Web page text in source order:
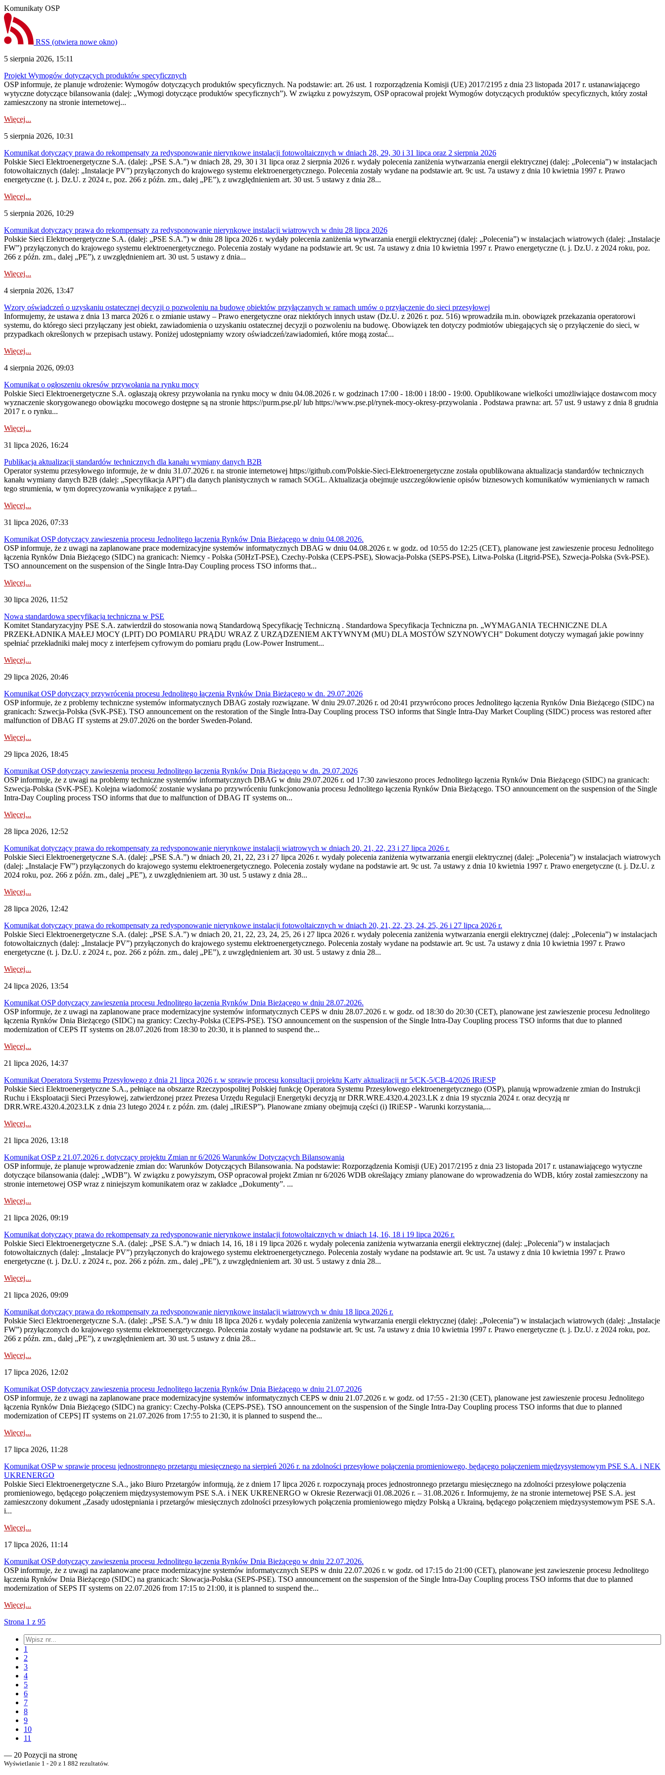
Komunikaty OSP
RSS (otwiera nowe okno)
5 sierpnia 2026, 15:11
Projekt Wymogów dotyczących produktów specyficznych
OSP informuje, że planuje wdrożenie: Wymogów dotyczących produktów specyficznych. Na podstawie: art. 26 ust. 1 rozporządzenia Komisji (UE) 2017/2195 z dnia 23‍ listopada 2017 r. ustanawiającego
wytyczne dotyczące bilansowania (dalej: „Wymogi dotyczące produktów specyficznych”). W związku z powyższym, OSP opracował projekt Wymogów dotyczących produktów specyficznych, który został
zamieszczony na stronie internetowej...
Więcej...
5 sierpnia 2026, 10:31
Komunikat dotyczący prawa do rekompensaty za redysponowanie nierynkowe instalacji fotowoltaicznych w dniach 28, 29, 30 i 31 lipca oraz 2 sierpnia 2026
Polskie Sieci Elektroenergetyczne S.A. (dalej: „PSE S.A.”) w dniach 28, 29, 30 i 31 lipca oraz 2 sierpnia 2026 r. wydały polecenia zaniżenia wytwarzania energii elektrycznej (dalej: „Polecenia”) w instalacjach
fotowoltaicznych (dalej: „Instalacje PV”) przyłączonych do krajowego systemu elektroenergetycznego. Polecenia zostały wydane na podstawie art. 9c ust. 7a ustawy z dnia 10 kwietnia 1997 r. Prawo
energetyczne (t. j. Dz.U. z 2024 r., poz. 266 z późn. zm., dalej „PE”), z uwzględnieniem art. 30 ust. 5 ustawy z dnia 28...
Więcej...
5 sierpnia 2026, 10:29
Komunikat dotyczący prawa do rekompensaty za redysponowanie nierynkowe instalacji wiatrowych w dniu 28 lipca 2026
Polskie Sieci Elektroenergetyczne S.A. (dalej: „PSE S.A.”) w dniu 28 lipca 2026 r. wydały polecenia zaniżenia wytwarzania energii elektrycznej (dalej: „Polecenia”) w instalacjach wiatrowych (dalej: „Instalacje
FW”) przyłączonych do krajowego systemu elektroenergetycznego. Polecenia zostały wydane na podstawie art. 9c ust. 7a ustawy z dnia 10 kwietnia 1997 r. Prawo energetyczne (t. j. Dz.U. z 2024 roku, poz.
266 z późn. zm., dalej „PE”), z uwzględnieniem art. 30 ust. 5 ustawy z dnia...
Więcej...
4 sierpnia 2026, 13:47
Wzory oświadczeń o uzyskaniu ostatecznej decyzji o pozwoleniu na budowę obiektów przyłączanych w ramach umów o przyłączenie do sieci przesyłowej
Informujemy, że ustawa z dnia 13 marca 2026 r. o zmianie ustawy – Prawo energetyczne oraz niektórych innych ustaw (Dz.U. z 2026 r. poz. 516) wprowadziła m.in. obowiązek przekazania operatorowi
systemu, do którego sieci przyłączany jest obiekt, zawiadomienia o uzyskaniu ostatecznej decyzji o pozwoleniu na budowę. Obowiązek ten dotyczy podmiotów ubiegających się o przyłączenie do sieci, w
przypadkach określonych w przepisach ustawy. Poniżej udostępniamy wzory oświadczeń/zawiadomień, które mogą zostać...
Więcej...
4 sierpnia 2026, 09:03
Komunikat o ogłoszeniu okresów przywołania na rynku mocy
Polskie Sieci Elektroenergetyczne S.A. ogłaszają okresy przywołania na rynku mocy w dniu 04.08.2026 r. w godzinach 17:00 - 18:00 i 18:00 - 19:00. Opublikowane wielkości umożliwiające dostawcom mocy
wyznaczenie skorygowanego obowiązku mocowego dostępne są na stronie https://purm.pse.pl/ lub https://www.pse.pl/rynek-mocy-okresy-przywolania . Podstawa prawna: art. 57 ust. 9 ustawy z dnia 8 grudnia
2017 r. o rynku...
Więcej...
31 lipca 2026, 16:24
Publikacja aktualizacji standardów technicznych dla kanału wymiany danych B2B
Operator systemu przesyłowego informuje, że w dniu 31.07.2026 r. na stronie internetowej https://github.com/Polskie-Sieci-Elektroenergetyczne została opublikowana aktualizacja standardów technicznych
kanału wymiany danych B2B (dalej: „Specyfikacja API”) dla danych planistycznych w ramach SOGL. Aktualizacja obejmuje uszczegółowienie opisów biznesowych komunikatów wymienianych w ramach
tego strumienia, w tym doprecyzowania wynikające z pytań...
Więcej...
31 lipca 2026, 07:33
Komunikat OSP dotyczący zawieszenia procesu Jednolitego łączenia Rynków Dnia Bieżącego w dniu 04.08.2026.
OSP informuje, że z uwagi na zaplanowane prace modernizacyjne systemów informatycznych DBAG w dniu 04.08.2026 r. w godz. od 10:55 do 12:25 (CET), planowane jest zawieszenie procesu Jednolitego
łączenia Rynków Dnia Bieżącego (SIDC) na granicach: Niemcy - Polska (50HzT-PSE), Czechy-Polska (CEPS-PSE), Słowacja-Polska (SEPS-PSE), Litwa-Polska (Litgrid-PSE), Szwecja-Polska (Svk-PSE).
TSO announcement on the suspension of the Single Intra-Day Coupling process TSO informs that...
Więcej...
30 lipca 2026, 11:52
Nowa standardowa specyfikacja techniczna w PSE
Komitet Standaryzacyjny PSE S.A. zatwierdził do stosowania nową Standardową Specyfikację Techniczną . Standardowa Specyfikacja Techniczna pn. „WYMAGANIA TECHNICZNE DLA
PRZEKŁADNIKA MAŁEJ MOCY (LPIT) DO POMIARU PRĄDU WRAZ Z URZĄDZENIEM AKTYWNYM (MU) DLA MOSTÓW SZYNOWYCH” Dokument dotyczy wymagań jakie powinny
spełniać przekładniki małej mocy z interfejsem cyfrowym do pomiaru prądu (Low-Power Instrument...
Więcej...
29 lipca 2026, 20:46
Komunikat OSP dotyczący przywrócenia procesu Jednolitego łączenia Rynków Dnia Bieżącego w dn. 29.07.2026
OSP informuje, że z problemy techniczne systemów informatycznych DBAG zostały rozwiązane. W dniu 29.07.2026 r. od 20:41 przywrócono proces Jednolitego łączenia Rynków Dnia Bieżącego (SIDC) na
granicach: Szwecja-Polska (SvK-PSE). TSO announcement on the restoration of the Single Intra-Day Coupling process TSO informs that Single Intra-Day Market Coupling (SIDC) process was restored after
malfunction of DBAG IT systems at 29.07.2026 on the border Sweden-Poland.
Więcej...
29 lipca 2026, 18:45
Komunikat OSP dotyczący zawieszenia procesu Jednolitego łączenia Rynków Dnia Bieżącego w dn. 29.07.2026
OSP informuje, że z uwagi na problemy techniczne systemów informatycznych DBAG w dniu 29.07.2026 r. od 17:30 zawieszono proces Jednolitego łączenia Rynków Dnia Bieżącego (SIDC) na granicach:
Szwecja-Polska (SvK-PSE). Kolejna wiadomość zostanie wysłana po przywróceniu funkcjonowania procesu Jednolitego łączenia Rynków Dnia Bieżącego. TSO announcement on the suspension of the Single
Intra-Day Coupling process TSO informs that due to malfunction of DBAG IT systems on...
Więcej...
28 lipca 2026, 12:52
Komunikat dotyczący prawa do rekompensaty za redysponowanie nierynkowe instalacji wiatrowych w dniach 20, 21, 22, 23 i 27 lipca 2026 r.
Polskie Sieci Elektroenergetyczne S.A. (dalej: „PSE S.A.”) w dniach 20, 21, 22, 23 i 27 lipca 2026 r. wydały polecenia zaniżenia wytwarzania energii elektrycznej (dalej: „Polecenia”) w instalacjach wiatrowych
(dalej: „Instalacje FW”) przyłączonych do krajowego systemu elektroenergetycznego. Polecenia zostały wydane na podstawie art. 9c ust. 7a ustawy z dnia 10 kwietnia 1997 r. Prawo energetyczne (t. j. Dz.U. z
2024 roku, poz. 266 z późn. zm., dalej „PE”), z uwzględnieniem art. 30 ust. 5 ustawy z dnia 28...
Więcej...
28 lipca 2026, 12:42
Komunikat dotyczący prawa do rekompensaty za redysponowanie nierynkowe instalacji fotowoltaicznych w dniach 20, 21, 22, 23, 24, 25, 26 i 27 lipca 2026 r.
Polskie Sieci Elektroenergetyczne S.A. (dalej: „PSE S.A.”) w dniach 20, 21, 22, 23, 24, 25, 26 i 27 lipca 2026 r. wydały polecenia zaniżenia wytwarzania energii elektrycznej (dalej: „Polecenia”) w instalacjach
fotowoltaicznych (dalej: „Instalacje PV”) przyłączonych do krajowego systemu elektroenergetycznego. Polecenia zostały wydane na podstawie art. 9c ust. 7a ustawy z dnia 10 kwietnia 1997 r. Prawo
energetyczne (t. j. Dz.U. z 2024 r., poz. 266 z późn. zm., dalej „PE”), z uwzględnieniem art. 30 ust. 5 ustawy z dnia 28...
Więcej...
24 lipca 2026, 13:54
Komunikat OSP dotyczący zawieszenia procesu Jednolitego łączenia Rynków Dnia Bieżącego w dniu 28.07.2026.
OSP informuje, że z uwagi na zaplanowane prace modernizacyjne systemów informatycznych CEPS w dniu 28.07.2026 r. w godz. od 18:30 do 20:30 (CET), planowane jest zawieszenie procesu Jednolitego
łączenia Rynków Dnia Bieżącego (SIDC) na granicy: Czechy-Polska (CEPS-PSE). TSO announcement on the suspension of the Single Intra-Day Coupling process TSO informs that due to planned
modernization of CEPS IT systems on 28.07.2026 from 18:30 to 20:30, it is planned to suspend the...
Więcej...
21 lipca 2026, 14:37
Komunikat Operatora Systemu Przesyłowego z dnia 21 lipca 2026 r. w sprawie procesu konsultacji projektu Karty aktualizacji nr 5/CK-5/CB-4/2026 IRiESP
Polskie Sieci Elektroenergetyczne S.A., pełniące na obszarze Rzeczypospolitej Polskiej funkcję Operatora Systemu Przesyłowego elektroenergetycznego (OSP), planują wprowadzenie zmian do Instrukcji
Ruchu i Eksploatacji Sieci Przesyłowej, zatwierdzonej przez Prezesa Urzędu Regulacji Energetyki decyzją nr DRR.WRE.4320.4.2023.LK z dnia 19 stycznia 2024 r. oraz decyzją nr
DRR.WRE.4320.4.2023.LK z dnia 23 lutego 2024 r. z późn. zm. (dalej „IRiESP”). Planowane zmiany obejmują części (i) IRiESP - Warunki korzystania,...
Więcej...
21 lipca 2026, 13:18
Komunikat OSP z 21.07.2026 r. dotyczący projektu Zmian nr 6/2026 Warunków Dotyczących Bilansowania
OSP informuje, że planuje wprowadzenie zmian do: Warunków Dotyczących Bilansowania. Na podstawie: Rozporządzenia Komisji (UE) 2017/2195 z dnia 23‍ listopada 2017 r. ustanawiającego wytyczne
dotyczące bilansowania (dalej: „WDB”). W związku z powyższym, OSP opracował projekt Zmian nr 6/2026 WDB określający zmiany planowane do wprowadzenia do WDB, który został zamieszczony na
stronie internetowej OSP wraz z niniejszym komunikatem oraz w zakładce „Dokumenty”. ...
Więcej...
21 lipca 2026, 09:19
Komunikat dotyczący prawa do rekompensaty za redysponowanie nierynkowe instalacji fotowoltaicznych w dniach 14, 16, 18 i 19 lipca 2026 r.
Polskie Sieci Elektroenergetyczne S.A. (dalej: „PSE S.A.”) w dniach 14, 16, 18 i 19 lipca 2026 r. wydały polecenia zaniżenia wytwarzania energii elektrycznej (dalej: „Polecenia”) w instalacjach
fotowoltaicznych (dalej: „Instalacje PV”) przyłączonych do krajowego systemu elektroenergetycznego. Polecenia zostały wydane na podstawie art. 9c ust. 7a ustawy z dnia 10 kwietnia 1997 r. Prawo
energetyczne (t. j. Dz.U. z 2024 r., poz. 266 z późn. zm., dalej „PE”), z uwzględnieniem art. 30 ust. 5 ustawy z dnia 28...
Więcej...
21 lipca 2026, 09:09
Komunikat dotyczący prawa do rekompensaty za redysponowanie nierynkowe instalacji wiatrowych w dniu 18 lipca 2026 r.
Polskie Sieci Elektroenergetyczne S.A. (dalej: „PSE S.A.”) w dniu 18 lipca 2026 r. wydały polecenia zaniżenia wytwarzania energii elektrycznej (dalej: „Polecenia”) w instalacjach wiatrowych (dalej: „Instalacje
FW”) przyłączonych do krajowego systemu elektroenergetycznego. Polecenia zostały wydane na podstawie art. 9c ust. 7a ustawy z dnia 10 kwietnia 1997 r. Prawo energetyczne (t. j. Dz.U. z 2024 roku, poz.
266 z późn. zm., dalej „PE”), z uwzględnieniem art. 30 ust. 5 ustawy z dnia 28...
Więcej...
17 lipca 2026, 12:02
Komunikat OSP dotyczący zawieszenia procesu Jednolitego łączenia Rynków Dnia Bieżącego w dniu 21.07.2026
OSP informuje, że z uwagi na zaplanowane prace modernizacyjne systemów informatycznych CEPS w dniu 21.07.2026 r. w godz. od 17:55 - 21:30 (CET), planowane jest zawieszenie procesu Jednolitego
łączenia Rynków Dnia Bieżącego (SIDC) na granicy: Czechy-Polska (CEPS-PSE). TSO announcement on the suspension of the Single Intra-Day Coupling process TSO informs that due to planned
modernization of CEPS] IT systems on 21.07.2026 from 17:55 to 21:30, it is planned to suspend the...
Więcej...
17 lipca 2026, 11:28
Komunikat OSP w sprawie procesu jednostronnego przetargu miesięcznego na sierpień 2026 r. na zdolności przesyłowe połączenia promieniowego, będącego połączeniem międzysystemowym PSE S.A. i NEK
UKRENERGO
Polskie Sieci Elektroenergetyczne S.A., jako Biuro Przetargów informują, że z dniem 17 lipca 2026 r. rozpoczynają proces jednostronnego przetargu miesięcznego na zdolności przesyłowe połączenia
promieniowego, będącego połączeniem międzysystemowym PSE S.A. i NEK UKRENERGO w Okresie Rezerwacji 01.08.2026 r. – 31.08.2026 r. Informujemy, że na stronie internetowej PSE S.A. jest
zamieszczony dokument „Zasady udostępniania i przetargów miesięcznych zdolności przesyłowych połączenia promieniowego między Polską a Ukrainą, będącego połączeniem międzysystemowym PSE S.A.
i...
Więcej...
17 lipca 2026, 11:14
Komunikat OSP dotyczący zawieszenia procesu Jednolitego łączenia Rynków Dnia Bieżącego w dniu 22.07.2026.
OSP informuje, że z uwagi na zaplanowane prace modernizacyjne systemów informatycznych SEPS w dniu 22.07.2026 r. w godz. od 17:15 do 21:00 (CET), planowane jest zawieszenie procesu Jednolitego
łączenia Rynków Dnia Bieżącego (SIDC) na granicach: Słowacja-Polska (SEPS-PSE). TSO announcement on the suspension of the Single Intra-Day Coupling process TSO informs that due to planned
modernization of SEPS IT systems on 22.07.2026 from 17:15 to 21:00, it is planned to suspend the...
Więcej...
Strona 1 z 95
1
2
3
4
5
6
7
8
9
10
11
— 20 Pozycji na stronę
Wyświetlanie 1 - 20 z 1 882 rezultatów.